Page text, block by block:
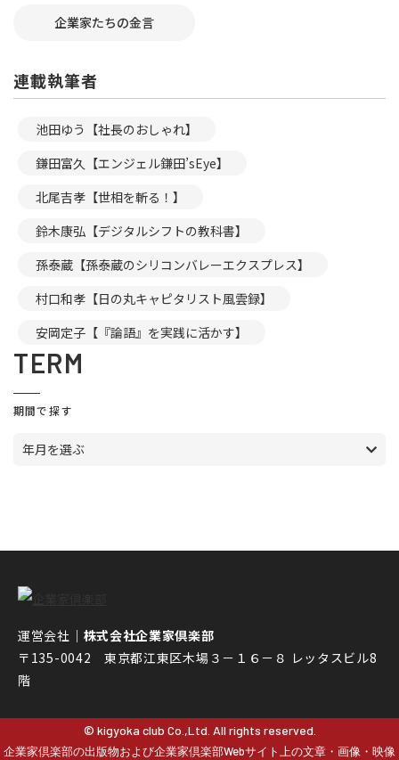
企業家たちの金言
連載執筆者
池田ゆう【社長のおしゃれ】
鎌田富久【エンジェル鎌田’sEye】
北尾吉孝【世相を斬る！】
鈴木康弘【デジタルシフトの教科書】
孫泰蔵【孫泰蔵のシリコンバレーエクスプレス】
村口和孝【日の丸キャピタリスト風雲録】
安岡定子【『論語』を実践に活かす】
TERM
期間で探す
年月を選ぶ
運営会社｜ 株式会社企業家倶楽部
〒135-0042 東京都江東区木場３－１６－８ レッタスビル8
階
© kigyoka club Co.,Ltd. All rights reserved.
企業家倶楽部の出版物および企業家倶楽部Webサイト上の文章・画像・映像